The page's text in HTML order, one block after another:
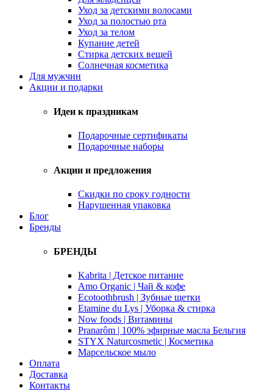
Уход за детскими волосами
Уход за полостью рта
Уход за телом
Купание детей
Стирка детских вещей
Солнечная косметика
Для мужчин
Акции и подарки
Идеи к праздникам
Подарочные сертификаты
Подарочные наборы
Акции и предложения
Скидки по сроку годности
Нарушенная упаковка
Блог
Бренды
БРЕНДЫ
Kabrita | Детское питание
Amo Organic | Чай & кофе
Ecotoothbrush | Зубные щетки
Etamine du Lys | Уборка & стирка
Now foods | Витамины
Pranarôm | 100% эфирные масла Бельгия
STYX Naturcosmetic | Косметика
Марсельское мыло
Оплата
Доставка
Контакты